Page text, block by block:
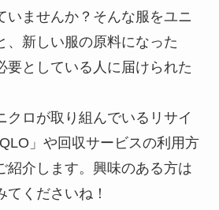
いませんか？そんな服をユニ
、新しい服の原料になった
要としている人に届けられた
クロが取り組んでいるリサイ
」や回収サービスの利用方
紹介します。興味のある方は
くださいね！